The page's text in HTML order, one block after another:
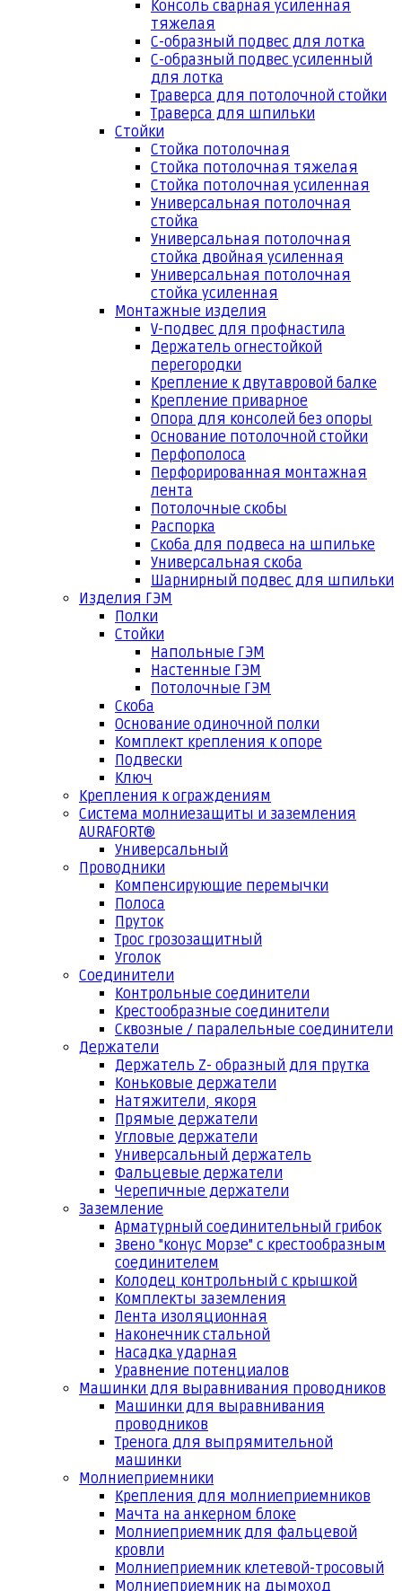
Консоль сварная усиленная
тяжелая
С-образный подвес для лотка
С-образный подвес усиленный
для лотка
Траверса для потолочной стойки
Траверса для шпильки
Стойки
Стойка потолочная
Стойка потолочная тяжелая
Стойка потолочная усиленная
Универсальная потолочная
стойка
Универсальная потолочная
стойка двойная усиленная
Универсальная потолочная
стойка усиленная
Монтажные изделия
V-подвес для профнастила
Держатель огнестойкой
перегородки
Крепление к двутавровой балке
Крепление приварное
Опора для консолей без опоры
Основание потолочной стойки
Перфополоса
Перфорированная монтажная
лента
Потолочные скобы
Распорка
Скоба для подвеса на шпильке
Универсальная скоба
Шарнирный подвес для шпильки
Изделия ГЭМ
Полки
Стойки
Напольные ГЭМ
Настенные ГЭМ
Потолочные ГЭМ
Скоба
Основание одиночной полки
Комплект крепления к опоре
Подвески
Ключ
Крепления к ограждениям
Система молниезащиты и заземления
AURAFORT®
Универсальный
Проводники
Компенсирующие перемычки
Полоса
Пруток
Трос грозозащитный
Уголок
Соединители
Контрольные соединители
Крестообразные соединители
Сквозные / паралельные соединители
Держатели
Держатель Z- образный для прутка
Коньковые держатели
Натяжители, якоря
Прямые держатели
Угловые держатели
Универсальный держатель
Фальцевые держатели
Черепичные держатели
Заземление
Арматурный соединительный грибок
Звено "конус Морзе" с крестообразным
соединителем
Колодец контрольный с крышкой
Комплекты заземления
Лента изоляционная
Наконечник стальной
Насадка ударная
Уравнение потенциалов
Машинки для выравнивания проводников
Машинки для выравнивания
проводников
Тренога для выпрямительной
машинки
Молниеприемники
Крепления для молниеприемников
Мачта на анкерном блоке
Молниеприемник для фальцевой
кровли
Молниеприемник клетевой-тросовый
Молниеприемник на дымоход